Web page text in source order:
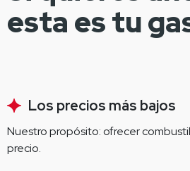
esta es tu
Los precios más bajos
Nuestro propósito: ofrecer
precio.